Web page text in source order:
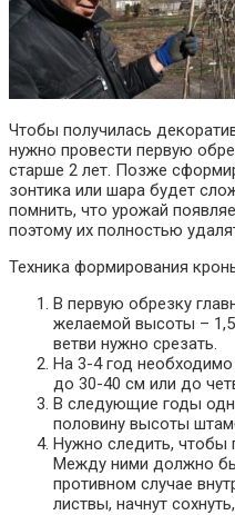
Чтобы получилась
нужно провести первую
старше 2 лет. Позже
зонтика или шара будет
помнить, что урожай
поэтому их полностью
Техника формирования
В первую обрезку
желаемой высоты –
ветви нужно срезать.
На 3-4 год необходимо
до 30-40 см или до
В следующие годы
половину высоты
Нужно следить, чтобы
Между ними должно
противном случае
листвы, начнут